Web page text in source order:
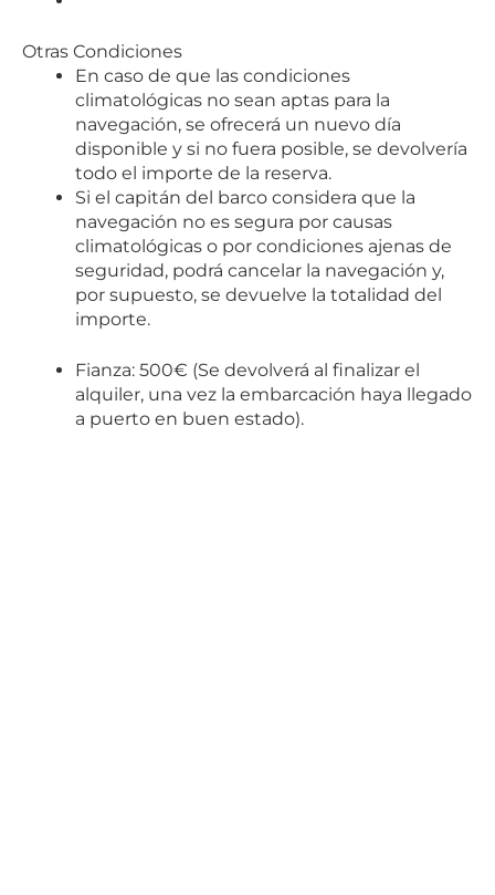
Otras Condiciones
En caso de que las condiciones
climatológicas no sean aptas para la
navegación, se ofrecerá un nuevo día
disponible y si no fuera posible, se devolvería
todo el importe de la reserva.
Si el capitán del barco considera que la
navegación no es segura por causas
climatológicas o por condiciones ajenas de
seguridad, podrá cancelar la navegación y,
por supuesto, se devuelve la totalidad del
importe.
Fianza: 500€ (Se devolverá al finalizar el
alquiler, una vez la embarcación haya llegado
a puerto en buen estado).